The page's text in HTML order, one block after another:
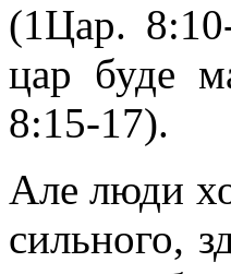
(1Цар.
цар буде
8:15-17).
Але люди
сильного,